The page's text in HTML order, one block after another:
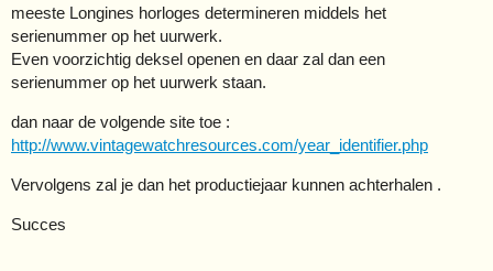
meeste Longines horloges determineren middels het
serienummer op het uurwerk.
Even voorzichtig deksel openen en daar zal dan een
serienummer op het uurwerk staan.
dan naar de volgende site toe :
http://www.vintagewatchresources.com/year_identifier.php
Vervolgens zal je dan het productiejaar kunnen achterhalen .
Succes